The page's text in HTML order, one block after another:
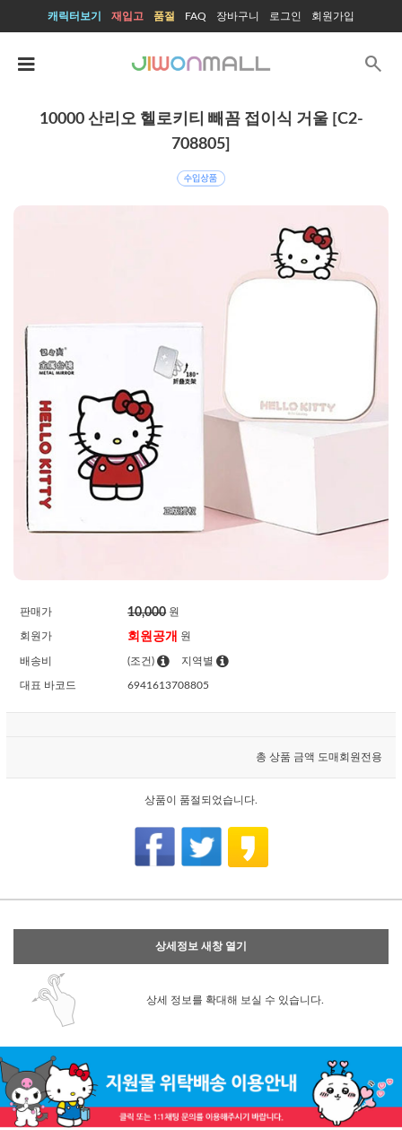
캐릭터보기 재입고 품절 FAQ 장바구니 로그인 회원가입
search
10000 산리오 헬로키티 빼꼼 접이식 거울 [C2-
708805]
판매가 10,000원
회원가 회원공개 원
배송비 (조건) 지역별
대표 바코드 6941613708805
총 상품 금액 도매회원전용
상품이 품절되었습니다.
상세정보 새창 열기
상세 정보를 확대해 보실 수 있습니다.